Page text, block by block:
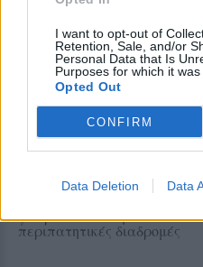
I want to opt-out of
Retention, Sale, and/or
Personal Data that Is
Purposes for which it was
Opted Out
CONFIRM
Data Deletion Data
τα δέντρα είναι φορτωμένα
πλούσια παραγωγή
ξανά ένα προϊόν δεμένο με
ιστορία, την οικονομία και
γεύσεις του χωριού
ΤΑΞΙΔΙΑ
Βόλτα στην Κουρνέλα!
προορισμούς για τους
γνωρίσουν το νησί από
περιπατητικές διαδρομές